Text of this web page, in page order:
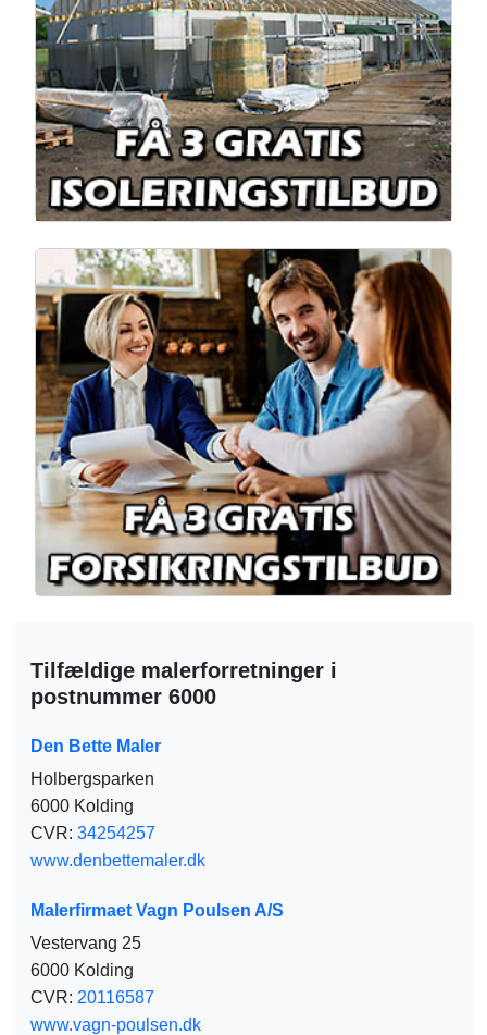
Tilfældige malerforretninger i
postnummer 6000
Den Bette Maler
Holbergsparken
6000 Kolding
CVR: 34254257
www.denbettemaler.dk
Malerfirmaet Vagn Poulsen A/S
Vestervang 25
6000 Kolding
CVR: 20116587
www.vagn-poulsen.dk